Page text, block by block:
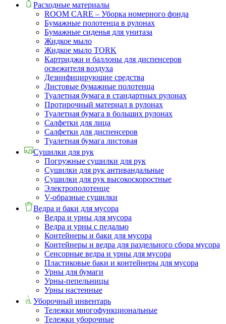
Расходные материалы
ROOM CARE – Уборка номерного фонда
Бумажные полотенца в рулонах
Бумажные сиденья для унитаза
Жидкое мыло
Жидкое мыло TORK
Картриджи и баллоны для диспенсеров
освежителя воздуха
Дезинфицирующие средства
Листовые бумажные полотенца
Туалетная бумага в стандартных рулонах
Протирочный материал в рулонах
Туалетная бумага в больших рулонах
Салфетки для лица
Салфетки для диспенсеров
Туалетная бумага листовая
Сушилки для рук
Погружные сушилки для рук
Сушилки для рук антивандальные
Сушилки для рук высокоскоростные
Электрополотенце
V-образные сушилки
Ведра и баки для мусора
Ведра и урны для мусора
Ведра и урны с педалью
Контейнеры и баки для мусора
Контейнеры и ведра для раздельного сбора мусора
Сенсорные ведра и урны для мусора
Пластиковые баки и контейнеры для мусора
Урны для бумаги
Урны-пепельницы
Урны настенные
Уборочный инвентарь
Тележки многофункциональные
Тележки уборочные